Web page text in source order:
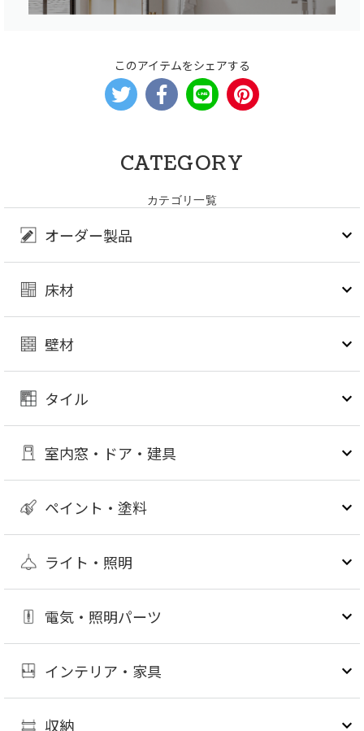
このアイテムをシェアする
CATEGORY
カテゴリ一覧
オーダー製品
床材
壁材
タイル
室内窓・ドア・建具
ペイント・塗料
ライト・照明
電気・照明パーツ
インテリア・家具
収納